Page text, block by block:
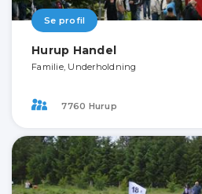
Se profil
Hurup Handel
Familie, Underholdning
7760 Hurup